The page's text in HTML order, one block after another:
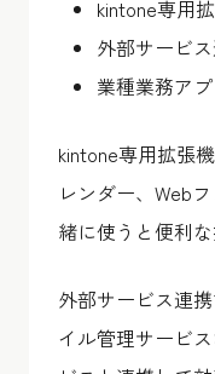
kintone専用
外部サービ
業種業務ア
kintone専用拡張
レンダー、Web
緒に使うと便利
外部サービス連
イル管理サービ